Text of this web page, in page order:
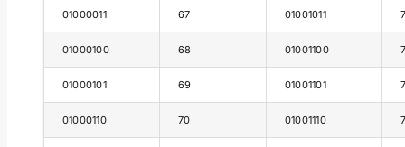
01000011 67 01001011
01000100 68 01001100
01000101 69 01001101
01000110 70 01001110